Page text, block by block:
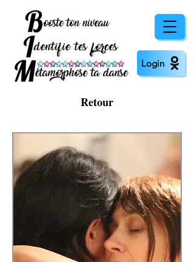
Login
Retour